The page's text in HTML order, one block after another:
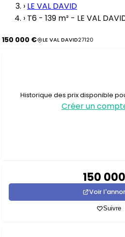
› LE VAL DAVID
› T6 - 139 m² - LE VAL
150 000 € LE VAL DAVID27120
Historique des prix disponible
Créer un
150 000
Voir
Suivre